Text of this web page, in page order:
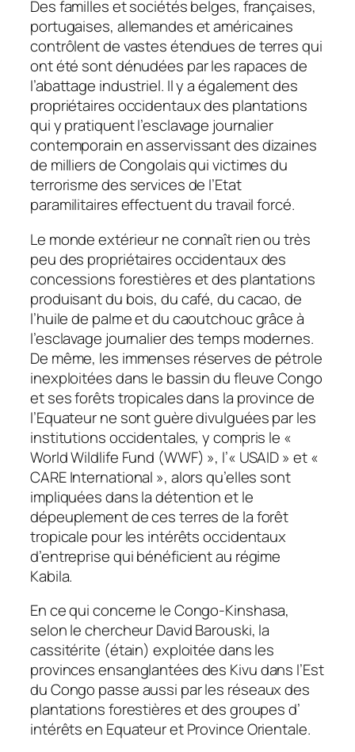
Des familles et sociétés belges, françaises,
portugaises, allemandes et américaines
contrôlent de vastes étendues de terres qui
ont été sont dénudées par les rapaces de
l’abattage industriel. Il y a également des
propriétaires occidentaux des plantations
qui y pratiquent l’esclavage journalier
contemporain en asservissant des dizaines
de milliers de Congolais qui victimes du
terrorisme des services de l’Etat
paramilitaires effectuent du travail forcé.
Le monde extérieur ne connaît rien ou très
peu des propriétaires occidentaux des
concessions forestières et des plantations
produisant du bois, du café, du cacao, de
l’huile de palme et du caoutchouc grâce à
l’esclavage journalier des temps modernes.
De même, les immenses réserves de pétrole
inexploitées dans le bassin du fleuve Congo
et ses forêts tropicales dans la province de
l’Equateur ne sont guère divulguées par les
institutions occidentales, y compris le «
World Wildlife Fund (WWF) », l’« USAID » et «
CARE International », alors qu’elles sont
impliquées dans la détention et le
dépeuplement de ces terres de la forêt
tropicale pour les intérêts occidentaux
d’entreprise qui bénéficient au régime
Kabila.
En ce qui concerne le Congo-Kinshasa,
selon le chercheur David Barouski, la
cassitérite (étain) exploitée dans les
provinces ensanglantées des Kivu dans l’Est
du Congo passe aussi par les réseaux des
plantations forestières et des groupes d’
intérêts en Equateur et Province Orientale.